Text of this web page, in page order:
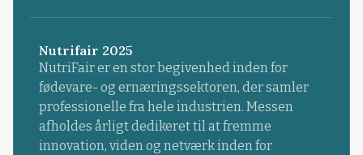
Nutrifair 2025
NutriFair er en stor begivenhed inden for
fødevare- og ernæringssektoren, der samler
professionelle fra hele industrien. Messen
afholdes årligt dedikeret til at fremme
innovation, viden og netværk inden for